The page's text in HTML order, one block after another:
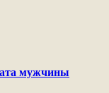
мужчины